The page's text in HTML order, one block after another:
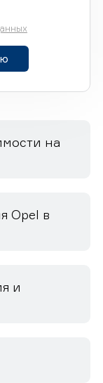
на
Opel в
и